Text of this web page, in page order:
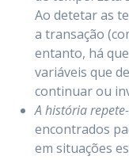
Ao detetar as
a transação
entanto, há
variáveis que
continuar ou
A história
encontrados
em situações